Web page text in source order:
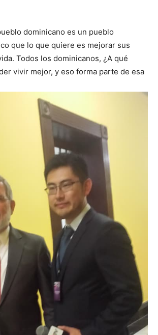
dominicano es un pueblo
que lo que quiere es mejorar sus
Todos los dominicanos, ¿A qué
vivir mejor, y eso forma parte de esa